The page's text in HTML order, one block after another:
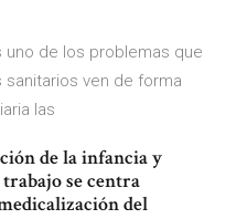
uno de los problemas que
ven de forma
las
de la infancia y
se centra
del